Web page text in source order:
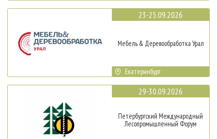
23-25.09.2026
Мебель & Деревообработка Урал
Екатеринбург
29-30.09.2026
Петербургский Международный
Лесопромышленный Форум